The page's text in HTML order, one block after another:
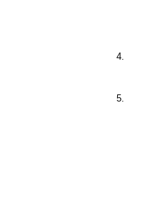
4.
5.